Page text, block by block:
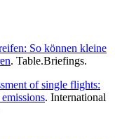
So können kleine
. Table.Briefings.
of single flights:
. International